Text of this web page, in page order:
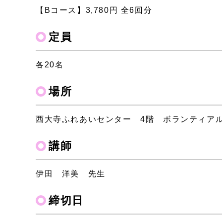
【Bコース】3,780円 全6回分
定員
各20名
場所
西大寺ふれあいセンター 4階 ボランティア
講師
伊田 洋美 先生
締切日